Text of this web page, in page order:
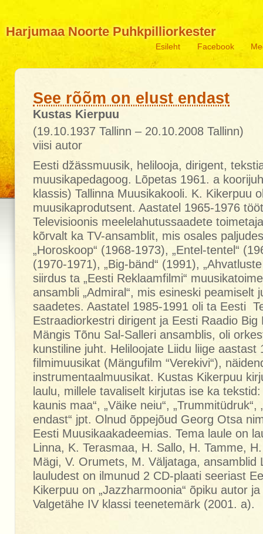
Harjumaa Noorte Puhkpilliorkester
Facebook
Esileht
See rõõm on elust endast
Kustas Kierpuu
(19.10.1937 Tallinn – 20.10.2008 Tallinn)
viisi autor
Eesti džässmuusik, helilooja, dirigent,
muusikapedagoog. Lõpetas 1961. a
klassis) Tallinna Muusikakooli. K. Kikerpuu
muusikaprodutsent. Aastatel 1965-1976
Televisioonis meelelahutussaadete
kõrvalt ka TV-ansamblit, mis osales
„Horoskoop“ (1968-1973), „Entel-tentel“
(1970-1971), „Big-bänd“ (1991),
siirdus ta „Eesti Reklaamfilmi“
ansambli „Admiral“, mis esineski peamiselt
saadetes. Aastatel 1985-1991 oli ta Eesti
Estraadiorkestri dirigent ja Eesti Raadio Big
Mängis Tõnu Sal-Salleri ansamblis, oli
kunstiline juht. Heliloojate Liidu liige aastast
filmimuusikat (Mängufilm “Verekivi“),
instrumentaalmuusikat. Kustas Kikerpuu
laulu, millele tavaliselt kirjutas ise ka tekstid:
kaunis maa“, „Väike neiu“,
endast“ jpt. Olnud õppejõud Georg Otsa
Eesti Muusikaakadeemias. Tema laule on
Linna, K. Terasmaa, H. Sallo, H. Tamme,
Mägi, V. Orumets, M. Väljataga, ansamblid
lauludest on ilmunud 2 CD-plaati seeriast
Kikerpuu on „Jazzharmoonia“ õpiku autor
Valgetähe IV klassi teenetemärk (2001. a).